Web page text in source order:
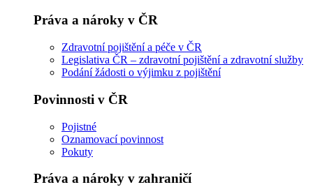
Práva a nároky v ČR
Zdravotní pojištění a péče v ČR
Legislativa ČR – zdravotní pojištění a zdravotní služby
Podání žádosti o výjimku z pojištění
Povinnosti v ČR
Pojistné
Oznamovací povinnost
Pokuty
Práva a nároky v zahraničí